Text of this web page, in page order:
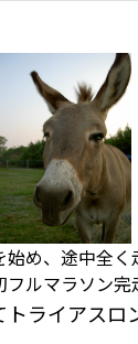
め、途中全
ルマラソン
ライアスロ